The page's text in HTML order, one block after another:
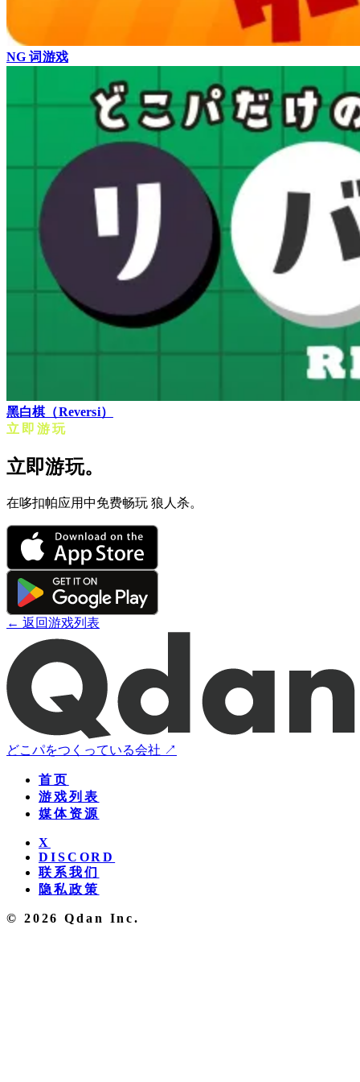
NG 词游戏
黑白棋（Reversi）
立即游玩
立即游玩。
在哆扣帕应用中免费畅玩 狼人杀。
← 返回游戏列表
どこパをつくっている会社 ↗
首页
游戏列表
媒体资源
X
DISCORD
联系我们
隐私政策
© 2026 Qdan Inc.